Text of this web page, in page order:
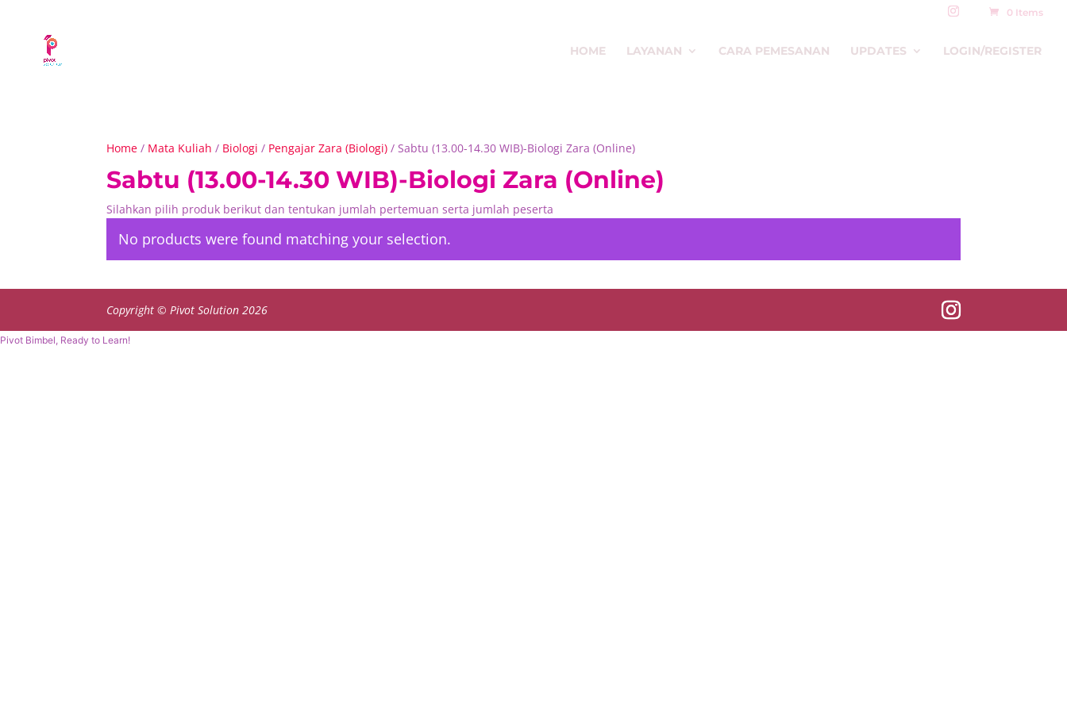
0 Items
HOME LAYANAN CARA PEMESANAN UPDATES LOGIN/REGISTER
Home / Mata Kuliah / Biologi / Pengajar Zara (Biologi) / Sabtu (13.00-14.30 WIB)-Biologi Zara (Online)
Sabtu (13.00-14.30 WIB)-Biologi Zara (Online)
Silahkan pilih produk berikut dan tentukan jumlah pertemuan serta jumlah peserta
No products were found matching your selection.
Copyright © Pivot Solution 2026
Pivot Bimbel, Ready to Learn!